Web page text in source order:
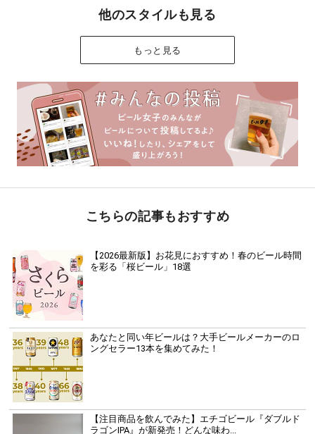
他のスタイルも見る
もっと見る
こちらの記事もおすすめ
【2026最新版】お花見におすすめ！春のビール時間
を彩る「桜ビール」18選
あなたと同い年ビールは？大手ビールメーカーのロ
ングセラー13本を集めてみた！
【注目商品を飲んでみた】エチゴビール『ダブルド
ラゴンIPA』が新発売！どんな味わ...